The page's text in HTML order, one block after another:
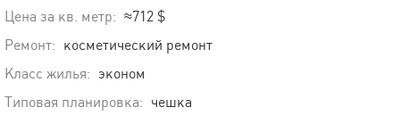
Цена за кв. метр: ≈712 $
Ремонт: косметический ремонт
Класс жилья: эконом
Типовая планировка: чешка